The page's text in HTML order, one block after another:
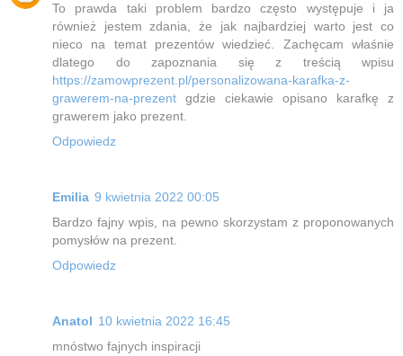
To prawda taki problem bardzo często występuje i ja
również jestem zdania, że jak najbardziej warto jest co
nieco na temat prezentów wiedzieć. Zachęcam właśnie
dlatego do zapoznania się z treścią wpisu
https://zamowprezent.pl/personalizowana-karafka-z-
grawerem-na-prezent gdzie ciekawie opisano karafkę z
grawerem jako prezent.
Odpowiedz
Emilia 9 kwietnia 2022 00:05
Bardzo fajny wpis, na pewno skorzystam z proponowanych
pomysłów na prezent.
Odpowiedz
Anatol 10 kwietnia 2022 16:45
mnóstwo fajnych inspiracji